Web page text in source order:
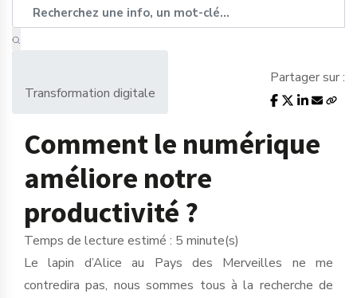
Transformation digitale
Partager sur :
Comment le numérique
améliore notre
productivité ?
Temps de lecture estimé : 5 minute(s)
Le lapin d’Alice au Pays des Merveilles ne me
contredira pas, nous sommes tous à la recherche de